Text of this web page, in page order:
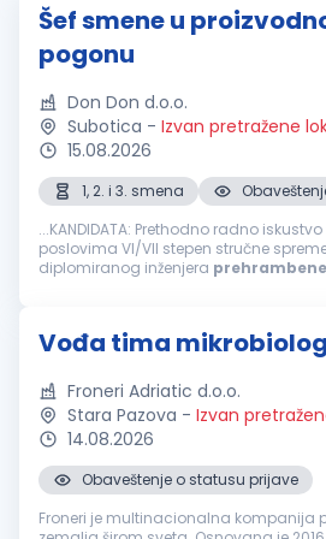
Šef smene u
pogonu
Don Don d.o.o.
Subotica - Izvan pretražene
15.08.2026
1, 2. i 3. smena
...KANDIDATA: Prethodno radno iskustvo na istim ili sličnim
poslovima VI/VII stepen stručne
diplomiranog inženjera prehrambene
Vođa tima
Froneri Adriatic d.o.o.
Stara Pazova - Izvan
14.08.2026
Obaveštenje o statusu prijave
Froneri je multinacionalna kompanija